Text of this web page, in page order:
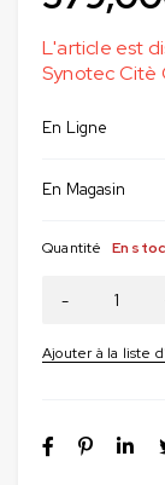
L'article est
Synotec Citè
En Ligne
En Magasin
Quantité En